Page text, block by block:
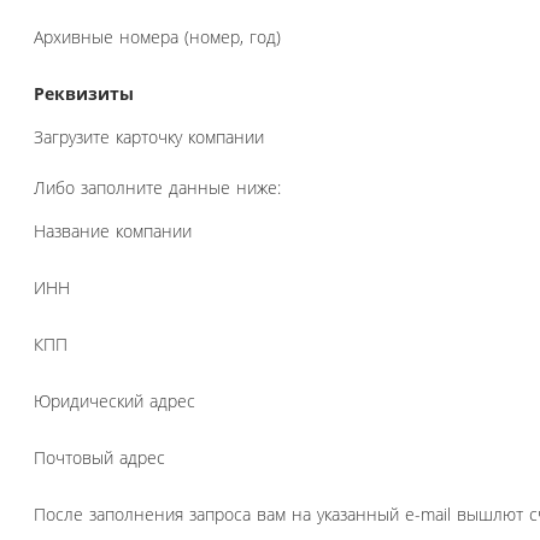
Архивные номера (номер, год)
Реквизиты
Загрузите карточку компании
Либо заполните данные ниже:
Название компании
ИНН
КПП
Юридический адрес
Почтовый адрес
После заполнения запроса вам на указанный e-mail вышлют